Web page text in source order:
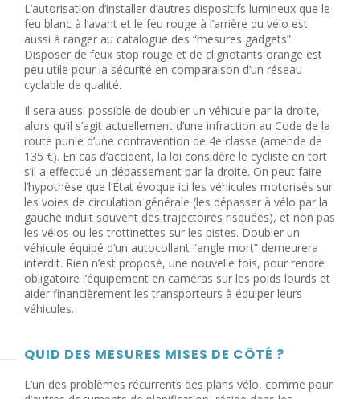
L’autorisation d’installer d’autres dispositifs lumineux que le
feu blanc à l’avant et le feu rouge à l’arrière du vélo est
aussi à ranger au catalogue des “mesures gadgets”.
Disposer de feux stop rouge et de clignotants orange est
peu utile pour la sécurité en comparaison d’un réseau
cyclable de qualité.
Il sera aussi possible de doubler un véhicule par la droite,
alors qu’il s’agit actuellement d’une infraction au Code de la
route punie d’une contravention de 4e classe (amende de
135 €). En cas d’accident, la loi considère le cycliste en tort
s’il a effectué un dépassement par la droite. On peut faire
l’hypothèse que l’État évoque ici les véhicules motorisés sur
les voies de circulation générale (les dépasser à vélo par la
gauche induit souvent des trajectoires risquées), et non pas
les vélos ou les trottinettes sur les pistes. Doubler un
véhicule équipé d’un autocollant “angle mort” demeurera
interdit. Rien n’est proposé, une nouvelle fois, pour rendre
obligatoire l’équipement en caméras sur les poids lourds et
aider financièrement les transporteurs à équiper leurs
véhicules.
QUID DES MESURES MISES DE CÔTÉ ?
L’un des problèmes récurrents des plans vélo, comme pour